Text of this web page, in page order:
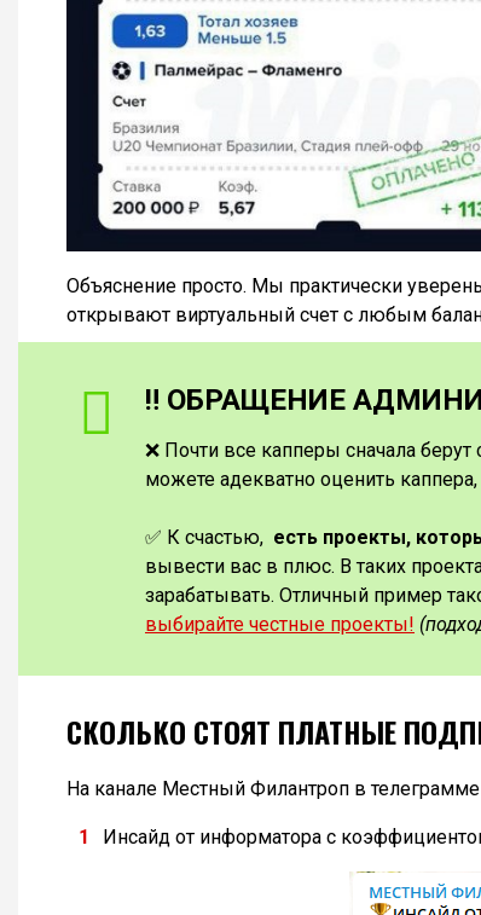
Объяснение просто. Мы практически
открывают виртуальный счет с любым
‼️ ОБРАЩЕНИЕ
❌ Почти все капперы сначала
можете адекватно оценить каппера,
✅ К счастью, есть проекты,
вывести вас в плюс. В таких
зарабатывать. Отличный пример
выбирайте честные проекты!
СКОЛЬКО СТОЯТ ПЛАТНЫЕ
На канале Местный Филантроп в
Инсайд от информатора с